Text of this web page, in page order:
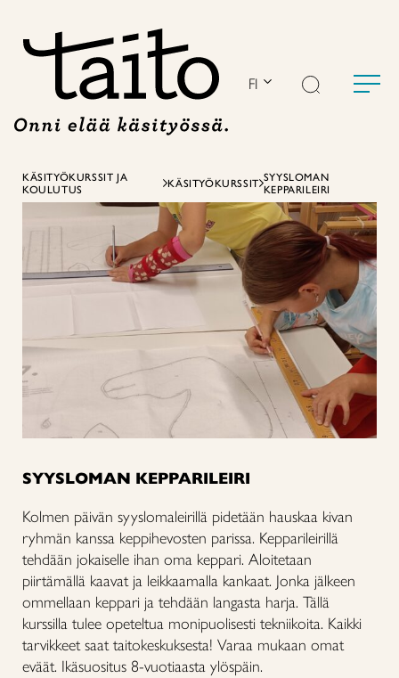
FI
KÄSITYÖKURSSIT JA
KOULUTUS
KÄSITYÖKURSSIT SYYSLOMAN
KEPPARILEIRI
SYYSLOMAN KEPPARILEIRI
Kolmen päivän syyslomaleirillä pidetään hauskaa kivan
ryhmän kanssa keppihevosten parissa. Kepparileirillä
tehdään jokaiselle ihan oma keppari. Aloitetaan
piirtämällä kaavat ja leikkaamalla kankaat. Jonka jälkeen
ommellaan keppari ja tehdään langasta harja. Tällä
kurssilla tulee opeteltua monipuolisesti tekniikoita. Kaikki
tarvikkeet saat taitokeskuksesta! Varaa mukaan omat
eväät. Ikäsuositus 8-vuotiaasta ylöspäin.